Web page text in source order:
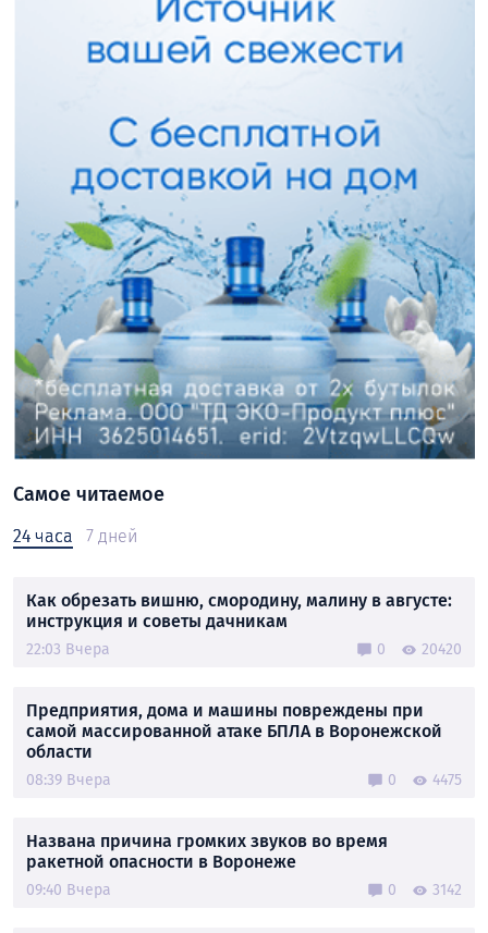
Самое читаемое
24 часа 7 дней
Как обрезать вишню, смородину, малину в августе:
инструкция и советы дачникам
22:03 Вчера 0 20420
Предприятия, дома и машины повреждены при
самой массированной атаке БПЛА в Воронежской
области
08:39 Вчера 0 4475
Названа причина громких звуков во время
ракетной опасности в Воронеже
09:40 Вчера 0 3142